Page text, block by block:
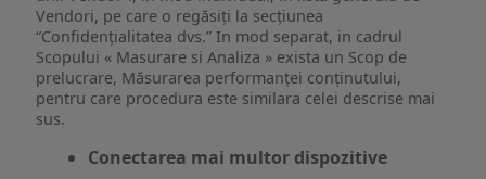
Vendori, pe care o regăsiți la secțiunea
“Confidențialitatea dvs.” In mod separat, in cadrul
Scopului « Masurare si Analiza » exista un Scop de
prelucrare, Măsurarea performanței conținutului,
pentru care procedura este similara celei descrise mai
sus.
Conectarea mai multor dispozitive